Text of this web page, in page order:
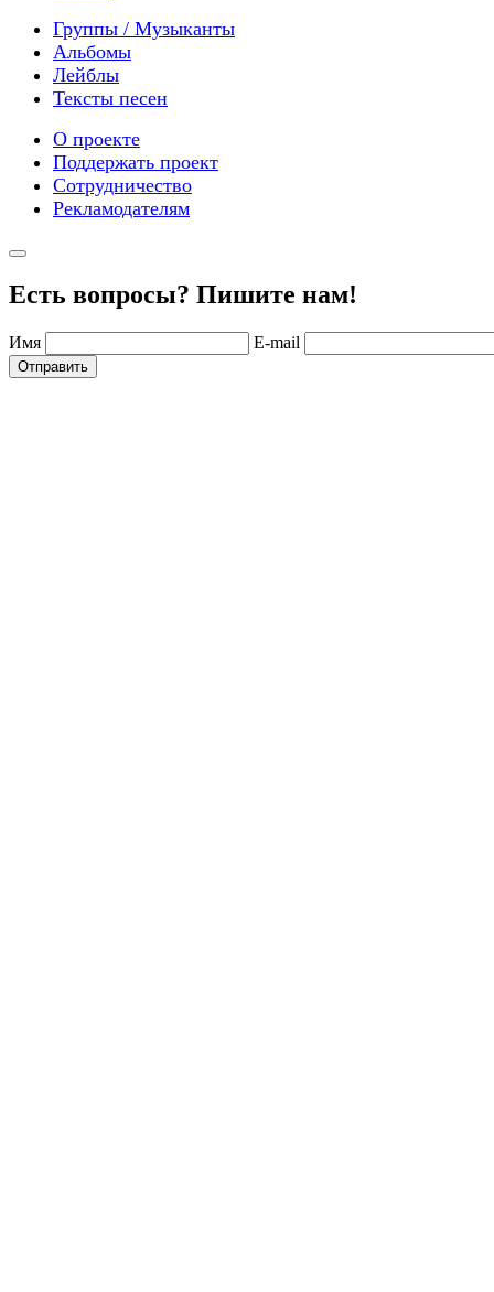
Группы / Музыканты
Альбомы
Лейблы
Тексты песен
О проекте
Поддержать проект
Сотрудничество
Рекламодателям
Есть вопросы? Пишите нам!
Имя E-mail